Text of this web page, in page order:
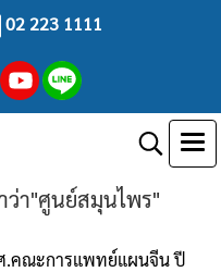
02 223 1111
ว่า"ศูนย์สมุนไพร"
.คณะการแพทย์แผนจีน ปี